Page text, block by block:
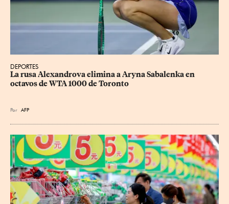
DEPORTES
La rusa Alexandrova elimina a Aryna Sabalenka en
octavos de WTA 1000 de Toronto
Por AFP